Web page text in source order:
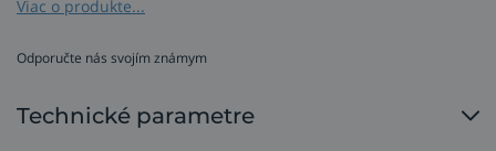
sú upletené z nylonu a lycry a povrstvené
zdrsneným pieskovaným povrchom na dlani a
poskytujú perfektnú obratnosť, dobre sedia a
absorbujú vlhkosť,
Viac o produkte...
Odporučte nás svojím známym
Technické parametre